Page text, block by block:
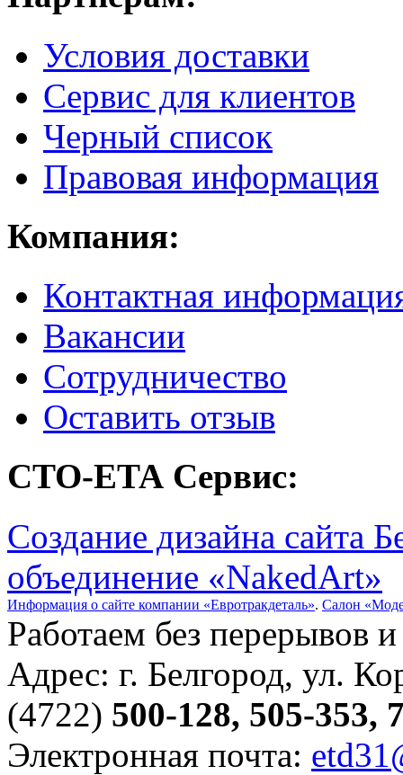
Условия доставки
Сервис для клиентов
Черный список
Правовая информация
Компания:
Контактная
Вакансии
Сотрудничество
Оставить отзыв
СТО-ЕТА Сервис:
Создание дизайна сайта
объединение «NakedArt»
Информация о сайте компании «Евротракдеталь». Салон
Работаем без перерывов
Адрес: г. Белгород, ул.
(4722) 500-128, 505-353,
Электронная почта: